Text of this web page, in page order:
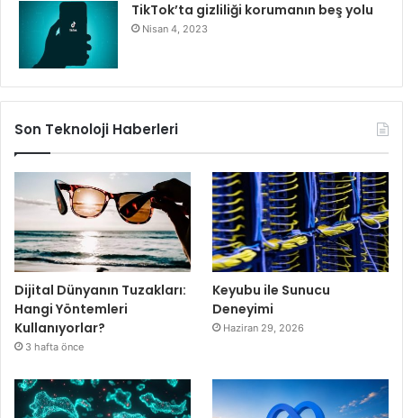
TikTok’ta gizliliği korumanın beş yolu
Nisan 4, 2023
Son Teknoloji Haberleri
Dijital Dünyanın Tuzakları:
Hangi Yöntemleri
Kullanıyorlar?
3 hafta önce
Keyubu ile Sunucu
Deneyimi
Haziran 29, 2026